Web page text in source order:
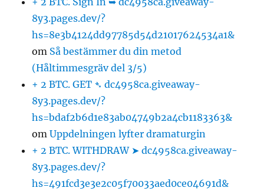
8y3.pages.dev/?
hs=8e3b4124dd97785d54d21017624534a1&
om Så bestämmer du din metod
(Håltimmesgräv del 3/5)
+ 2 BTC. GET ➴ dc4958ca.giveaway-
8y3.pages.dev/?
hs=bdaf2b6d1e83ab04749b2a4cb1183363&
omUppdelningen lyfter dramaturgin
+ 2 BTC. WITHDRAW ➤ dc4958ca.giveaway-
8y3.pages.dev/?
hs=491fcd3e3e2c05f70033aed0ce04691d&